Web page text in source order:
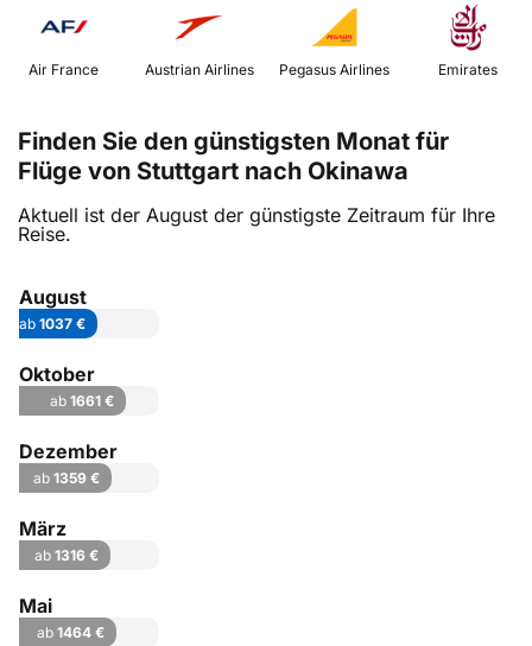
Air France Austrian Airlines Emirates
Finden Sie den günstigsten Monat für
Flüge von Stuttgart nach Okinawa
Aktuell ist der August der günstigste Zeitraum für Ihre
Reise.
August
ab 1037 €
Oktober
ab 1661 €
Dezember
ab1359 €
März
ab 1316 €
Mai
ab1464 €